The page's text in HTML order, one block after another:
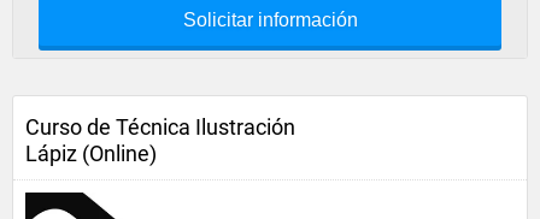
Solicitar información
Curso de Técnica Ilustración
Lápiz (Online)